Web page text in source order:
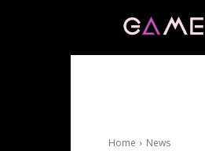
Home News